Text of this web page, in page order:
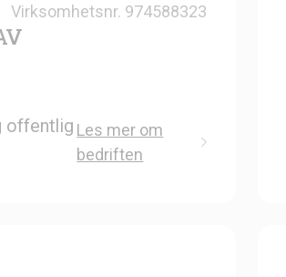
Virksomhetsnr. 974588323
offentlig Les mer om
bedriften